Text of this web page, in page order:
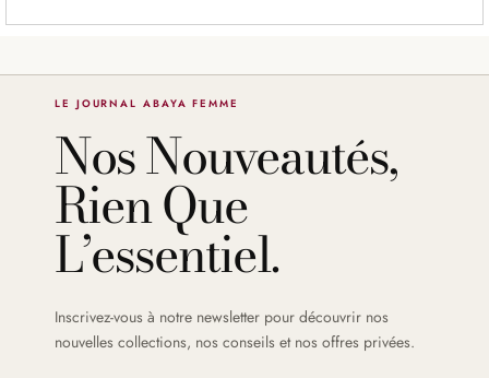
LE JOURNAL ABAYA FEMME
Nos Nouveautés,
Rien Que
L’essentiel.
Inscrivez-vous à notre newsletter pour découvrir nos
nouvelles collections, nos conseils et nos offres privées.